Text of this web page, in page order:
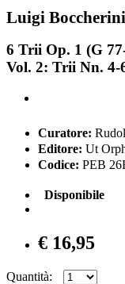
Luigi Boccherini
6 Trii Op. 1 (G
Vol. 2: Trii Nn. 4-
Curatore:
Editore: Ut
Codice: PEB
Disponibile
€ 16,95
Quantità: